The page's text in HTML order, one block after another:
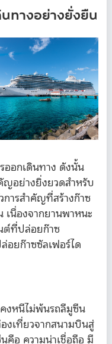
ทางอย่างยั่งยืน
อกเดินทาง ดังนั้น
อย่างยิ่งยวดสำหรับ
ารสำคัญที่สร้างก๊าซ
เนื่องจากยานพาหนะ
ต์ที่ปล่อยก๊าซ
อยก๊าซซัลเฟอร์ได
งหนีไม่พ้นรถลีมูซีน
งเที่ยวจากสนามบินสู่
คือ ความน่าเชื่อถือ มี